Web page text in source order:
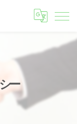
ー